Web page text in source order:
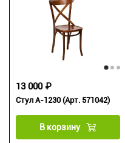
Стул А-1230 (Арт. 571042)
13 000 ₽
В корзину